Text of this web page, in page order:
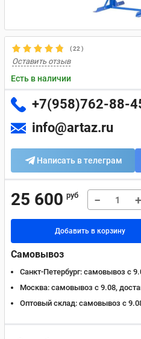
(22 )
Оставить отзыв
Есть в наличии
+7(958)762-88-
info@artaz.ru
Написать в телеграм
25 600 руб − +
Добавить в корзину
Самовывоз
Санкт-Петербург: самовывоз с
Москва: самовывоз с 9.08,
Оптовый склад: самовывоз с